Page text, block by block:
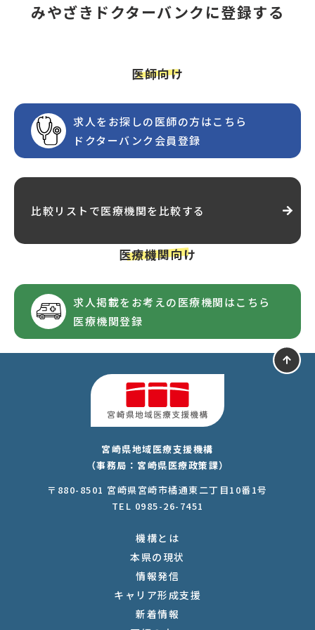
みやざきドクターバンクに登録する
医師向け
求人をお探しの医師の方はこちら
ドクターバンク会員登録
比較リストで医療機関を比較する
医療機関向け
求人掲載をお考えの医療機関はこちら
医療機関登録
宮崎県地域医療支援機構
（事務局：宮崎県医療政策課）
〒880-8501 宮崎県宮崎市橘通東二丁目10番1号
TEL 0985-26-7451
機構とは
本県の現状
情報発信
キャリア形成支援
新着情報